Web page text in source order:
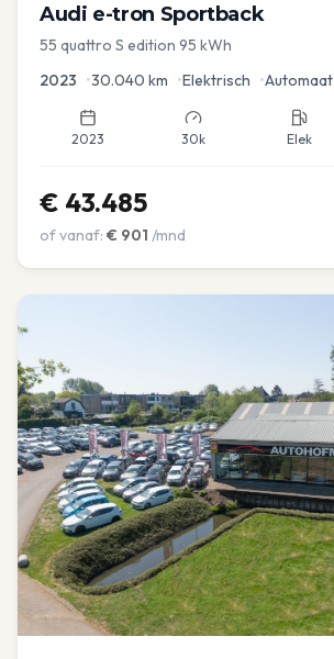
Audi e-tron Sportback
55 quattro S edition 95 kWh
2023 •30.040 km •Elektrisch •Automaat
2023 30k Elek
€ 43.485
of vanaf: € 901 /mnd